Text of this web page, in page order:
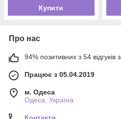
Купити
Про нас
94% позитивних з 54 відгуків
Працює з 05.04.2019
м. Одеса
Одеса, Україна